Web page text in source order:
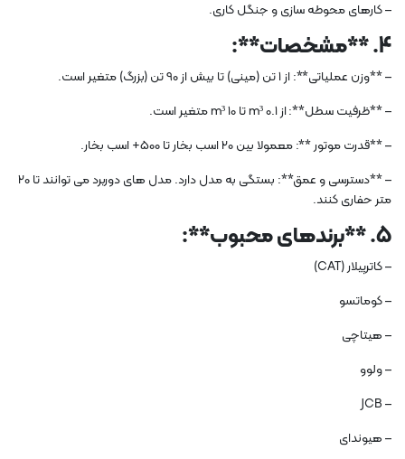
– کارهای محوطه سازی و جنگل کاری.
4. **مشخصات**:
– **وزن عملیاتی**: از 1 تن (مینی) تا بیش از 90 تن (بزرگ) متغیر است.
– **ظرفیت سطل**: از 0.1 m³ تا 10 m³ متغیر است.
– **قدرت موتور **: معمولا بین 20 اسب بخار تا 500+ اسب بخار.
– **دسترسی و عمق**: بستگی به مدل دارد. مدل های دوربرد می توانند تا 20
متر حفاری کنند.
5. **برندهای محبوب**:
– کاترپیلار (CAT)
– کوماتسو
– هیتاچی
– ولوو
– JCB
– هیوندای